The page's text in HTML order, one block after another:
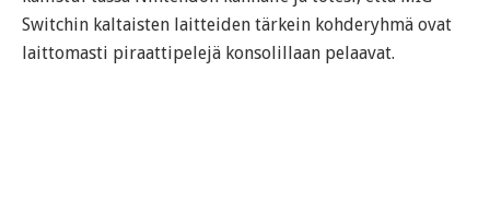
Switchin kaltaisten laitteiden tärkein kohderyhmä ovat
laittomasti piraattipelejä konsolillaan pelaavat.